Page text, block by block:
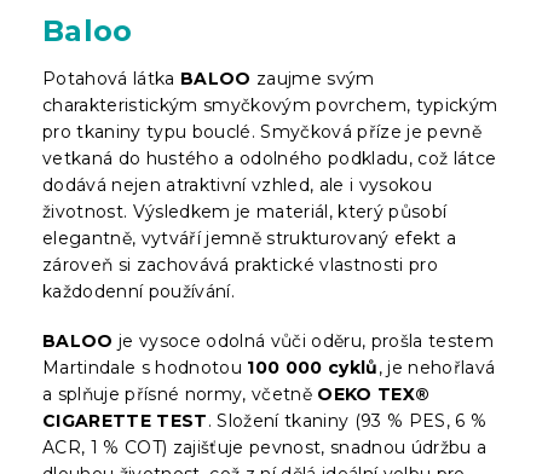
Baloo
Potahová látka BALOO zaujme svým
charakteristickým smyčkovým povrchem, typickým
pro tkaniny typu bouclé. Smyčková příze je pevně
vetkaná do hustého a odolného podkladu, což látce
dodává nejen atraktivní vzhled, ale i vysokou
životnost. Výsledkem je materiál, který působí
elegantně, vytváří jemně strukturovaný efekt a
zároveň si zachovává praktické vlastnosti pro
každodenní používání.
BALOO je vysoce odolná vůči oděru, prošla testem
Martindale s hodnotou 100 000 cyklů, je nehořlavá
a splňuje přísné normy, včetně OEKO TEX®
CIGARETTE TEST. Složení tkaniny (93 % PES, 6 %
ACR, 1 % COT) zajišťuje pevnost, snadnou údržbu a